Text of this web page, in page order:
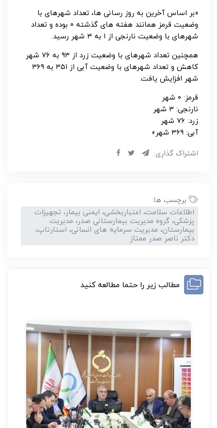
«بر اساس آخرین به روز رسانی ها، تعداد شهرهای با
وضعیت قرمز همانند هفته های گذشته ۰ بوده و تعداد
شهرهای با وضعیت نارنجی از ۱ به ۳ شهر رسید.
همچنین تعداد شهرهای با وضعیت زرد از ۹۳ به ۷۶ شهر
کاهش و تعداد شهرهای با وضعیت آبی از ۳۵۱ به ۳۶۹
شهر افزایش یافت.
قرمز: ۰ شهر
نارنجی: ۳ شهر
زرد: ۷۶ شهر
آبی: ۳۶۹ شهر»
اشتراک گذاری:
برچسب ها:
اطلاعات سلامت، اعتباربخشی، ایمنی بیمار، تجهیزات
پزشکی، گروه مدیریت بیمارستانی صدر، مدیریت
بیمارستان، مدیریت سرمایه های انسانی، استارتاپ،
دکتر ناصر صدر ممتاز
مطالب زیر را حتما مطالعه کنید